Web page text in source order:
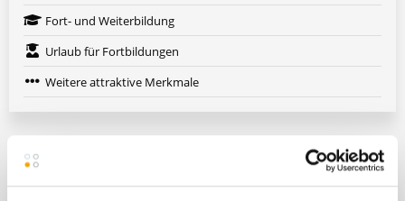
Fort- und Weiterbildung
Urlaub für Fortbildungen
Weitere attraktive Merkmale
Hier finden Sie aktuelle Stellenangebote in Ihrer
Wunschregion: